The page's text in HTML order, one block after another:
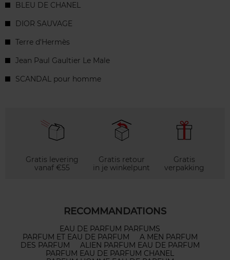
BLEU DE CHANEL
DIOR SAUVAGE
Terre d'Hermès
Jean Paul Gaultier Le Male
SCANDAL pour homme
Gratis levering
vanaf €55
Gratis retour
in je winkelpunt
Gratis
verpakking
RECOMMANDATIONS
EAU DE PARFUM PARFUMS
PARFUM ET EAU DE PARFUM
A MEN PARFUM
DES PARFUM
ALIEN PARFUM EAU DE PARFUM
PARFUM EAU DE PARFUM CHANEL